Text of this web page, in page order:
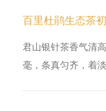
百里杜鹃生态茶
君山银针茶香气清
毫，条真匀齐，着